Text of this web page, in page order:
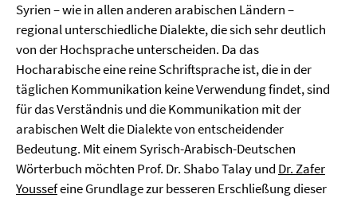
Syrien – wie in allen anderen arabischen Ländern –
regional unterschiedliche Dialekte, die sich sehr deutlich
von der Hochsprache unterscheiden. Da das
Hocharabische eine reine Schriftsprache ist, die in der
täglichen Kommunikation keine Verwendung findet, sind
für das Verständnis und die Kommunikation mit der
arabischen Welt die Dialekte von entscheidender
Bedeutung. Mit einem Syrisch-Arabisch-Deutschen
Wörterbuch möchten Prof. Dr. Shabo Talay und Dr. Zafer
Youssefeine Grundlage zur besseren Erschließung dieser